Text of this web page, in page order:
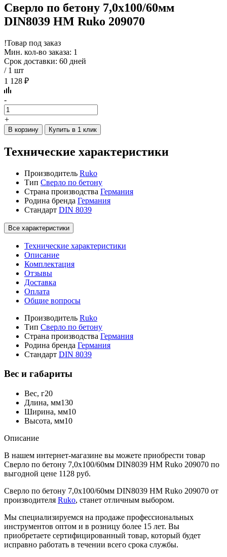
Сверло по бетону 7,0x100/60мм
DIN8039 HM Ruko 209070
!Товар под заказ
Мин. кол-во заказа: 1
Срок доставки: 60 дней
/ 1 шт
1 128 ₽
-
+
В корзину Купить в 1 клик
Технические характеристики
Производитель Ruko
Тип Сверло по бетону
Страна производства Германия
Родина бренда Германия
Стандарт DIN 8039
Все характеристики
Технические характеристики
Описание
Комплектация
Отзывы
Доставка
Оплата
Общие вопросы
Производитель Ruko
Тип Сверло по бетону
Страна производства Германия
Родина бренда Германия
Стандарт DIN 8039
Вес и габариты
Вес, г20
Длина, мм130
Ширина, мм10
Высота, мм10
Описание
В нашем интернет-магазине вы можете приобрести товар
Сверло по бетону 7,0x100/60мм DIN8039 HM Ruko 209070 по
выгодной цене 1128 руб.
Сверло по бетону 7,0x100/60мм DIN8039 HM Ruko 209070 от
производителя Ruko, станет отличным выбором.
Мы специализируемся на продаже профессиональных
инструментов оптом и в розницу более 15 лет. Вы
приобретаете сертифицированный товар, который будет
исправно работать в течении всего срока службы.